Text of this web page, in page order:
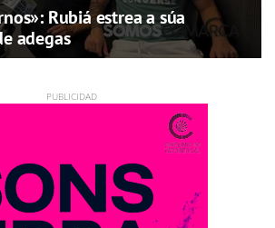
Rubiá estrea a súa
adegas